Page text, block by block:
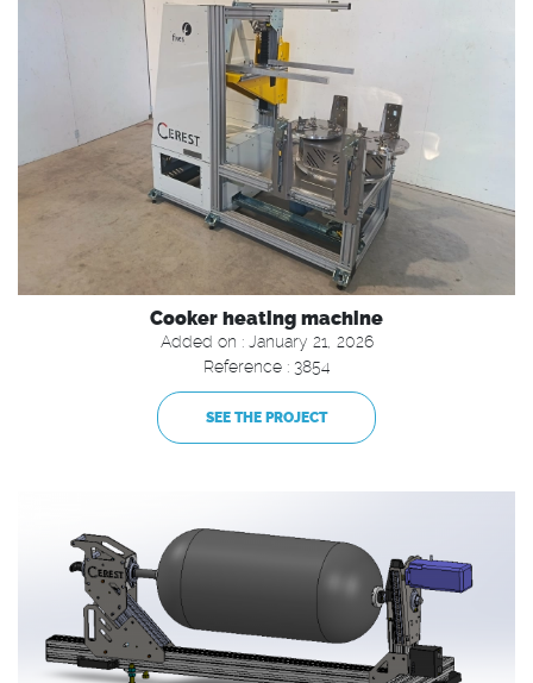
Cooker heating machine
Added on : January 21, 2026
Reference : 3854
SEE THE PROJECT